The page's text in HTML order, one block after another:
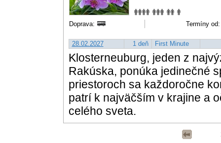
Doprava: Termíny
28.02.2027 1 deň First Minute
Klosterneuburg, jeden z
Rakúska, ponúka jedinečné
priestoroch sa každoročne
patrí k najväčším v krajine a
celého sveta.